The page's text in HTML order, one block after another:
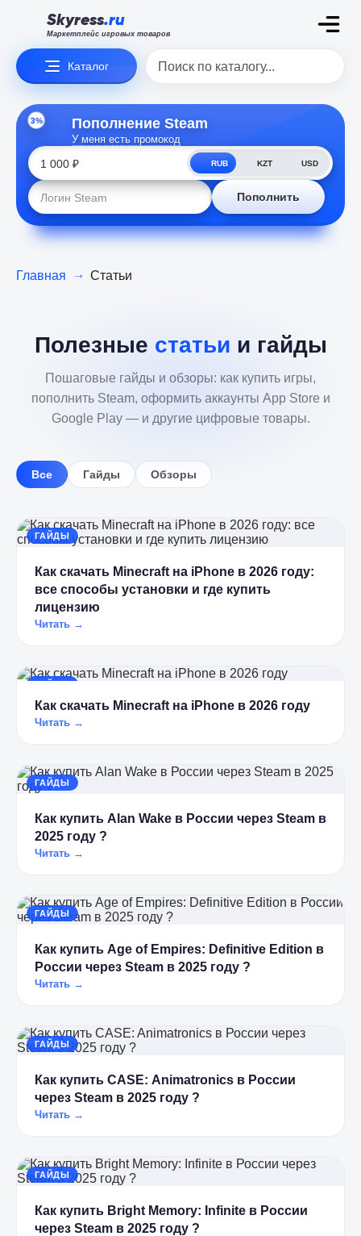
Skyress.ru
Маркетплейс игровых товаров
Каталог
3% Пополнение Steam
У меня есть промокод
RUB KZT USD
Пополнить
Главная Статьи
Полезные статьи и гайды
Пошаговые гайды и обзоры: как купить игры,
пополнить Steam, оформить аккаунты App Store и
Google Play — и другие цифровые товары.
Все Гайды Обзоры
ГАЙДЫ
Как скачать Minecraft на iPhone в 2026 году:
все способы установки и где купить
лицензию
Читать →
ГАЙДЫ
Как скачать Minecraft на iPhone в 2026 году
Читать →
ГАЙДЫ
Как купить Alan Wake в России через Steam в
2025 году ?
Читать →
ГАЙДЫ
Как купить Age of Empires: Definitive Edition в
России через Steam в 2025 году ?
Читать →
ГАЙДЫ
Как купить CASE: Animatronics в России
через Steam в 2025 году ?
Читать →
ГАЙДЫ
Как купить Bright Memory: Infinite в России
через Steam в 2025 году ?